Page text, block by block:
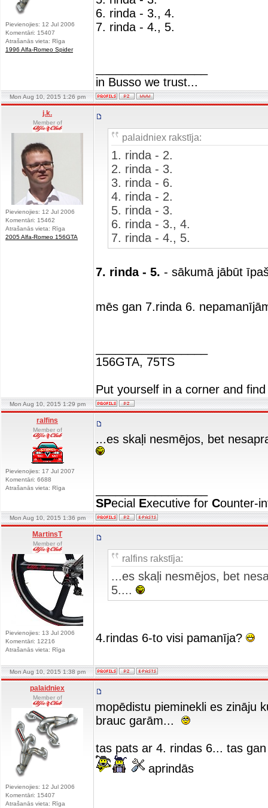
Pievienojies: 12 Jul 2006
Komentāri: 15407
Atrašanās vieta: Rīga
1996 Alfa-Romeo Spider
6. rinda - 3., 4.
7. rinda - 4., 5.
in Busso we trust...
Mon Aug 10, 2015 1:26 pm
j.k.
Member of
Pievienojies: 12 Jul 2006
Komentāri: 15462
Atrašanās vieta: Rīga
2005 Alfa-Romeo 156GTA
palaidniex rakstīja:
1. rinda - 2.
2. rinda - 3.
3. rinda - 6.
4. rinda - 2.
5. rinda - 3.
6. rinda - 3., 4.
7. rinda - 4., 5.
7. rinda - 5. - sākumā jābūt
mēs gan 7.rinda 6.
156GTA, 75TS
Put yourself in a corner and
Mon Aug 10, 2015 1:29 pm
ralfins
Member of
Pievienojies: 17 Jul 2007
Komentāri: 6688
Atrašanās vieta: Rīga
...es skaļi nesmējos, bet
SPecial Executive for Counter-
Mon Aug 10, 2015 1:36 pm
MartinsT
Member of
Pievienojies: 13 Jul 2006
Komentāri: 12216
Atrašanās vieta: Rīga
ralfins rakstīja:
...es skaļi nesmējos, bet
5....
4.rindas 6-to visi pamanīja?
Mon Aug 10, 2015 1:38 pm
palaidniex
Member of
Pievienojies: 12 Jul 2006
Komentāri: 15407
Atrašanās vieta: Rīga
mopēdistu pieminekli es zināju
brauc garām...
tas pats ar 4. rindas 6... tas
aprindās